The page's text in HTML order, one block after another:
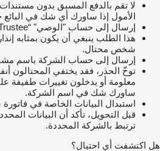
لا تقم بالدفع المسبق بدون
الأمول إذا ساورك أي شك في البائع
إرسال إلى حساب "الوصي" “Trustee”
هذا الطلب ينبغي أن يكون بمثابه
شخص محتال.
إرسال إلى حساب الشركة باسم
توخّ الحذر، فقد يختفي المحتالون
معلومة أو يدخلون تغييرات طفيفة
ساورك شك في اسم الشركة.
استبدال البيانات الخاصة في
قبل التحويل، تأكد أن البيانات
ترتبط بالشركة المحددة.
هل اكتشفت أي احتيال؟